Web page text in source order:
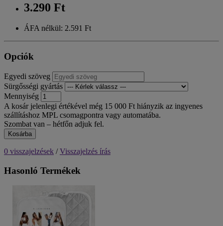
3.290 Ft
ÁFA nélkül: 2.591 Ft
Opciók
Egyedi szöveg
Sürgősségi gyártás
Mennyiség
A kosár jelenlegi értékével még 15 000 Ft hiányzik az ingyenes
szállításhoz MPL csomagpontra vagy automatába.
Szombat van – hétfőn adjuk fel.
Kosárba
0 visszajelzések /Visszajelzés írás
Hasonló Termékek